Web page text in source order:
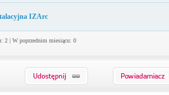
IZArc
2 | W poprzednim miesiącu: 0